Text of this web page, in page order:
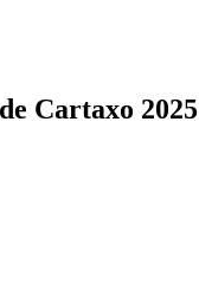
Cartaxo 2025